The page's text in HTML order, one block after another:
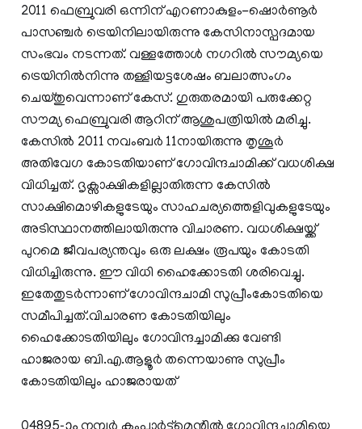
2011 ഫെബ്രുവരി ഒന്നിന് എറണാകുളം-ഷൊര്‍ണൂര്‍
പാസഞ്ചര്‍ ട്രെയിനിലായിരുന്നു കേസിനാസ്പദമായ
സംഭവം നടന്നത്. വള്ളത്തോള്‍ നഗറില്‍ സൗമ്യയെ
ട്രെയിനില്‍നിന്നു തള്ളിയട്ടശേഷം ബലാത്സംഗം
ചെയ്തുവെന്നാണ് കേസ്. ഗുരുതരമായി പരുക്കേറ്റ
സൗമ്യ ഫെബ്രുവരി ആറിന് ആശുപത്രിയില്‍ മരിച്ചു.
കേസില്‍ 2011 നവംബര്‍ 11നായിരുന്നു തൃശൂര്‍
അതിവേഗ കോടതിയാണ് ഗോവിന്ദചാമിക്ക് വധശിക്ഷ
വിധിച്ചത്. ദൃക്സാക്ഷികളില്ലാതിരുന്ന കേസില്‍
സാക്ഷിമൊഴികളുടേയും സാഹചര്യത്തെളിവുകളുടേയും
അടിസ്ഥാനത്തിലായിരുന്നു വിചാരണ. വധശിക്ഷയ്ക്ക്
പുറമെ ജീവപര്യന്തവും ഒരു ലക്ഷം രൂപയും കോടതി
വിധിച്ചിരുന്നു. ഈ വിധി ഹൈക്കോടതി ശരിവെച്ചു.
ഇതേതുടര്‍ന്നാണ് ഗോവിന്ദചാമി സുപ്രീംകോടതിയെ
സമീപിച്ചത്.വിചാരണ കോടതിയിലും
ഹൈക്കോടതിയിലും ഗോവിന്ദച്ചാമിക്കു വേണ്ടി
ഹാജരായ ബി.എ.ആളൂര്‍ തന്നെയാണു സുപ്രീം
കോടതിയിലും ഹാജരായത്